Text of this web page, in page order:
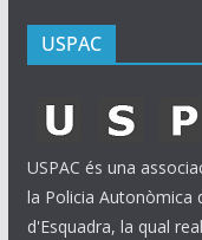
USPAC
USPAC és una
la Policia Autonòmica
d'Esquadra, la qual